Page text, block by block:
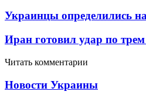
Украинцы определились
Иран готовил удар по
Читать комментарии
Новости Украины